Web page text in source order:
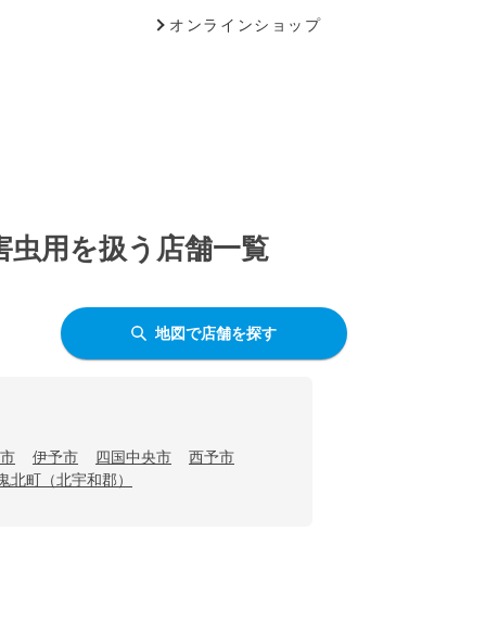
オンラインショップ
用を扱う店舗一覧
地図で店舗を探す
伊予市 四国中央市
西予市
北町（北宇和郡）